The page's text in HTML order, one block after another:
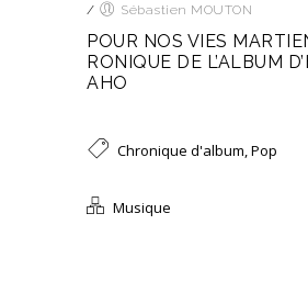
/
Sébastien MOUTON
POUR NOS VIES
RONIQUE DE L’ALBUM
AHO
Chronique d'album,Pop
Musique